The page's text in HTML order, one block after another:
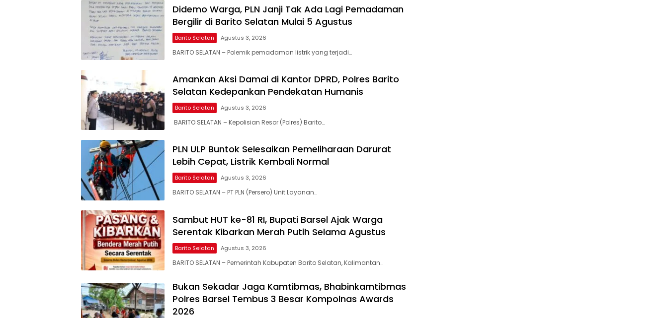
Didemo Warga, PLN Janji Tak Ada Lagi Pemadaman
Bergilir di Barito Selatan Mulai 5 Agustus
Barito Selatan Agustus 3, 2026
BARITO SELATAN – Polemik pemadaman listrik yang terjadi…
Amankan Aksi Damai di Kantor DPRD, Polres Barito
Selatan Kedepankan Pendekatan Humanis
Barito Selatan Agustus 3, 2026
‎ BARITO SELATAN – Kepolisian Resor (Polres) Barito…
PLN ULP Buntok Selesaikan Pemeliharaan Darurat
Lebih Cepat, Listrik Kembali Normal
Barito Selatan Agustus 3, 2026
BARITO SELATAN – PT PLN (Persero) Unit Layanan…
Sambut HUT ke-81 RI, Bupati Barsel Ajak Warga
Serentak Kibarkan Merah Putih Selama Agustus
Barito Selatan Agustus 3, 2026
BARITO SELATAN – Pemerintah Kabupaten Barito Selatan, Kalimantan…
Bukan Sekadar Jaga Kamtibmas, Bhabinkamtibmas
Polres Barsel Tembus 3 Besar Kompolnas Awards
2026